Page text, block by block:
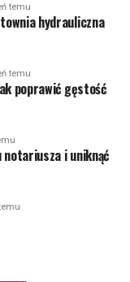
temu
hydrauliczna
temu
poprawić gęstość
i uniknąć